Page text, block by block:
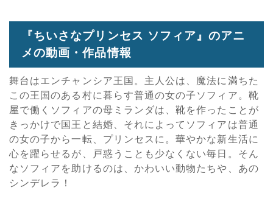
『ちいさなプリンセス ソフィア』のアニ
メの動画・作品情報
舞台はエンチャンシア王国。主人公は、魔法に満ちた
この王国のある村に暮らす普通の女の子ソフィア。靴
屋で働くソフィアの母ミランダは、靴を作ったことが
きっかけで国王と結婚、それによってソフィアは普通
の女の子から一転、プリンセスに。華やかな新生活に
心を躍らせるが、戸惑うことも少なくない毎日。そん
なソフィアを助けるのは、かわいい動物たちや、あの
シンデレラ！